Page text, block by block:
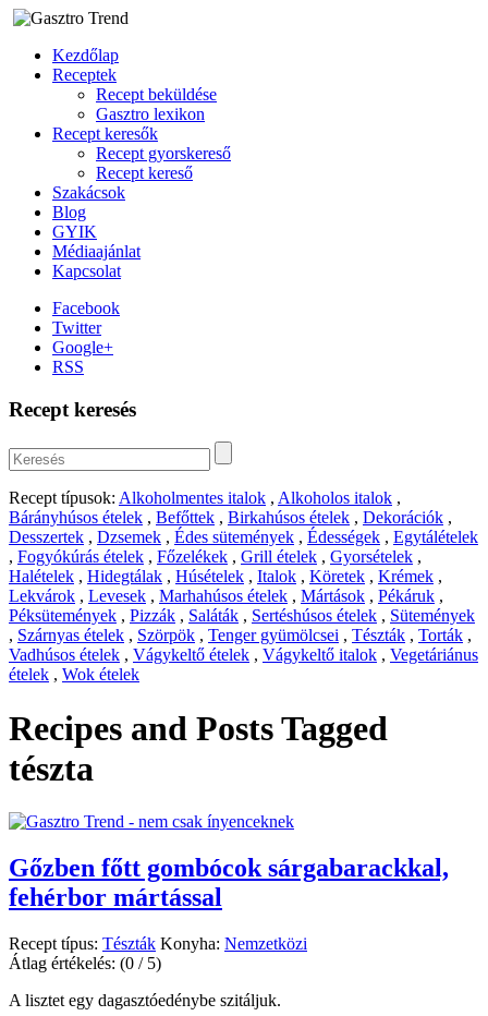
Kezdőlap
Receptek
Recept beküldése
Gasztro lexikon
Recept keresők
Recept gyorskereső
Recept kereső
Szakácsok
Blog
GYIK
Médiaajánlat
Kapcsolat
Facebook
Twitter
Google+
RSS
Recept keresés
Recept típusok: Alkoholmentes italok , Alkoholos italok ,
Bárányhúsos ételek , Befőttek , Birkahúsos ételek , Dekorációk ,
Desszertek , Dzsemek , Édes sütemények , Édességek , Egytálételek
, Fogyókúrás ételek , Főzelékek , Grill ételek , Gyorsételek ,
Halételek , Hidegtálak , Húsételek , Italok , Köretek , Krémek ,
Lekvárok , Levesek , Marhahúsos ételek , Mártások , Pékáruk ,
Péksütemények , Pizzák , Saláták , Sertéshúsos ételek , Sütemények
, Szárnyas ételek , Szörpök , Tenger gyümölcsei , Tészták , Torták ,
Vadhúsos ételek , Vágykeltő ételek , Vágykeltő italok , Vegetáriánus
ételek , Wok ételek
Recipes and Posts Tagged
tészta
Gőzben főtt gombócok sárgabarackkal,
fehérbor mártással
Recept típus: Tészták Konyha: Nemzetközi
Átlag értékelés: (0 / 5)
A lisztet egy dagasztóedénybe szitáljuk.